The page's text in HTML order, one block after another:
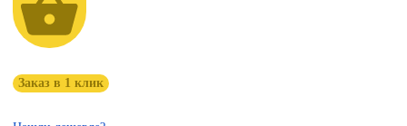
Заказ в 1 клик